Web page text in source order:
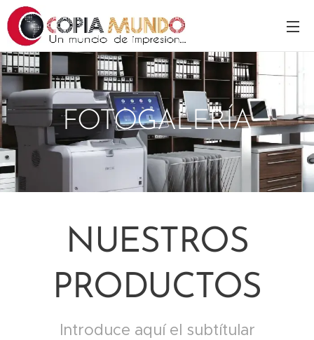
FOTOGALERÍA
NUESTROS
PRODUCTOS
Introduce aquí el subtítular